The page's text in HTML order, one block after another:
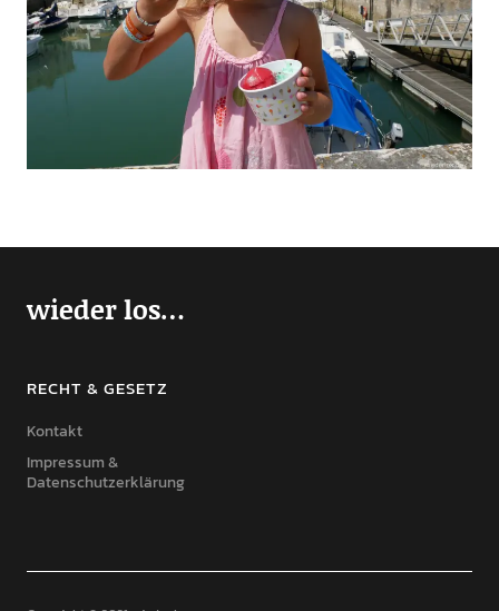
wieder los…
RECHT & GESETZ
Kontakt
Impressum &
Datenschutzerklärung